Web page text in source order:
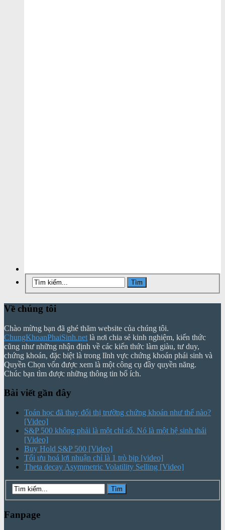
Về chúng tôi
Chào mừng bạn đã ghé thăm website của chúng tôi.
ChungKhoanPhaiSinh.net là nơi chia sẻ kinh nghiệm, kiến thức
cũng như những nhận định về các kiến thức làm giàu, tư duy,
chứng khoán, đặc biệt là trong lĩnh vực chứng khoán phái sinh và
Quyền Chọn vốn được xem là một công cụ đầy quyền năng.
Chúc bạn tìm được những thông tin bổ ích.
Bài viết gần đây
Toán học đã thay đổi thị trường chứng khoán như thế nào?
[Video]
S&P 500 không phải là một chỉ số. Nó là một hệ sinh thái
[Video]
Buy Hold S&P 500 [Video]
Tối ưu hoá lợi nhuận chỉ là 1 trò bịp [video]
Theta decay Asymmetric Volatility Selling [Video]
Fanpage